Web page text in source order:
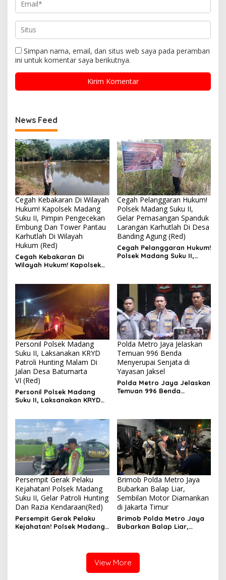
Simpan nama, email, dan situs web saya pada peramban
ini untuk komentar saya berikutnya.
News Feed
Cegah Kebakaran Di Wilayah
Hukum! Kapolsek Madang
Suku II, Pimpin Pengecekan
Embung Dan Tower Pantau
Karhutlah Di Wilayah
Hukum (Red)
Cegah Kebakaran Di
Wilayah Hukum! Kapolsek
Tower Pantau Karhutlah Di
Wilayah Hukum
Cegah Pelanggaran Hukum!
Polsek Madang Suku II,
Gelar Pemasangan Spanduk
Larangan Karhutlah Di Desa
Banding Agung (Red)
Cegah Pelanggaran Hukum!
Polsek Madang Suku II,
Personil Polsek Madang
Suku II, Laksanakan KRYD
Patroli Hunting Malam Di
Jalan Desa Batumarta
VI (Red)
Personil Polsek Madang
Suku II, Laksanakan KRYD
Polda Metro Jaya Jelaskan
Temuan 996 Benda
Menyerupai Senjata di
Yayasan Jaksel
Polda Metro Jaya Jelaskan
Temuan 996 Benda
Persempit Gerak Pelaku
Kejahatan! Polsek Madang
Suku II, Gelar Patroli Hunting
Dan Razia Kendaraan(Red)
Persempit Gerak Pelaku
Kejahatan! Polsek Madang
Brimob Polda Metro Jaya
Bubarkan Balap Liar,
Sembilan Motor Diamankan
di Jakarta Timur
Brimob Polda Metro Jaya
Bubarkan Balap Liar,
View More